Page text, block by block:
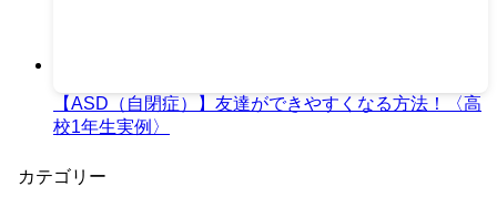
【ASD（自閉症）】友達ができやすくなる方法！〈高
校1年生実例〉
カテゴリー